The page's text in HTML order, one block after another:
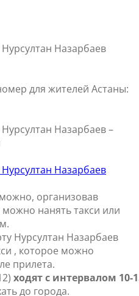
Назарбаев
для жителей Астаны:
Назарбаев –
Назарбаев
организовав
нанять такси или
Нурсултан Назарбаев
, которое можно
прилета.
ходят с интервалом 10-
до города.